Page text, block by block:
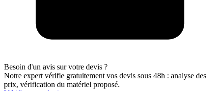
Besoin d'un avis sur votre devis ?
Notre expert vérifie gratuitement vos devis sous 48h : analyse des
prix, vérification du matériel proposé.